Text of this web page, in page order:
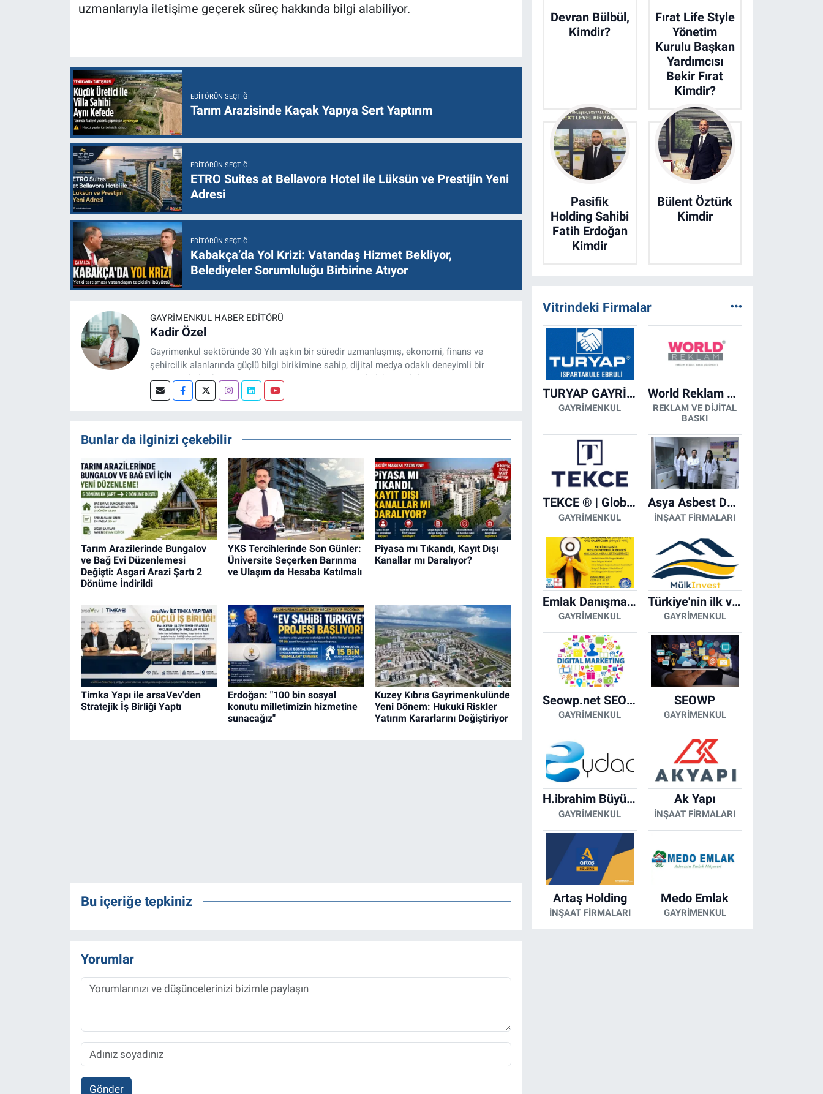
uzmanlarıyla iletişime geçerek süreç hakkında bilgi alabiliyor.
EDITÖRÜN SEÇTIĞI
Tarım Arazisinde Kaçak Yapıya Sert Yaptırım
EDITÖRÜN SEÇTIĞI
ETRO Suites at Bellavora Hotel ile Lüksün ve Prestijin Yeni
Adresi
EDITÖRÜN SEÇTIĞI
Kabakça’da Yol Krizi: Vatandaş Hizmet Bekliyor,
Belediyeler Sorumluluğu Birbirine Atıyor
GAYRIMENKUL HABER EDITÖRÜ
Kadir Özel
Gayrimenkul sektöründe 30 Yılı aşkın bir süredir uzmanlaşmış, ekonomi, finans ve
şehircilik alanlarında güçlü bilgi birikimine sahip, dijital medya odaklı deneyimli bir
Gayrimenkul Editörüyüm. Konut, arsa, ticari gayrimenkul, kentsel dönüşüm ve yatırım
projeleri üzerine haber, analiz ve özel dosyalar hazırlama konusunda yetkinim.
Bunlar da ilginizi çekebilir
Tarım Arazilerinde Bungalov
ve Bağ Evi Düzenlemesi
Değişti: Asgari Arazi Şartı 2
Dönüme İndirildi
YKS Tercihlerinde Son Günler:
Üniversite Seçerken Barınma
ve Ulaşım da Hesaba Katılmalı
Piyasa mı Tıkandı, Kayıt Dışı
Kanallar mı Daralıyor?
Timka Yapı ile arsaVev'den
Stratejik İş Birliği Yaptı
Erdoğan: "100 bin sosyal
konutu milletimizin hizmetine
sunacağız"
Kuzey Kıbrıs Gayrimenkulünde
Yeni Dönem: Hukuki Riskler
Yatırım Kararlarını Değiştiriyor
Bu içeriğe tepkiniz
Yorumlar
Gönder
Devran Bülbül,
Kimdir?
Fırat Life Style
Yönetim
Kurulu Başkan
Yardımcısı
Bekir Fırat
Kimdir?
Pasifik
Holding Sahibi
Fatih Erdoğan
Kimdir
Bülent Öztürk
Kimdir
Vitrindeki Firmalar
TURYAP GAYRİMENKUL DANIŞMANLIK HİZMETLERİ
GAYRIMENKUL
World Reklam Copy Center
REKLAM VE DIJITAL
BASKI
TEKCE ® | Global Gayrimenkul Şirketi
GAYRIMENKUL
Asya Asbest Danışmanlık - Asbest Söküm ve Asbest Raporu
İNŞAAT FIRMALARI
Emlak Danışmanı Seviye 5 Mesleki Yeterlilik Belgesi
GAYRIMENKUL
Türkiye'nin ilk ve tek yapay zeka destekli arsa ilan platformu
GAYRIMENKUL
Seowp.net SEO Hizmetleri
GAYRIMENKUL
SEOWP
GAYRIMENKUL
H.ibrahim Büyükacar
GAYRIMENKUL
Ak Yapı
İNŞAAT FIRMALARI
Artaş Holding
İNŞAAT FIRMALARI
Medo Emlak
GAYRIMENKUL